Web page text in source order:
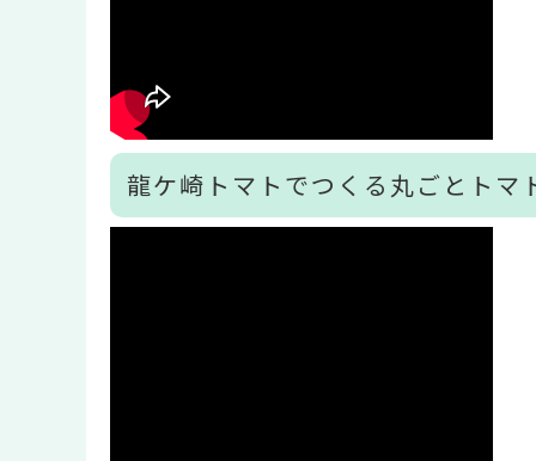
龍ケ崎トマトでつくる丸ごとトマ